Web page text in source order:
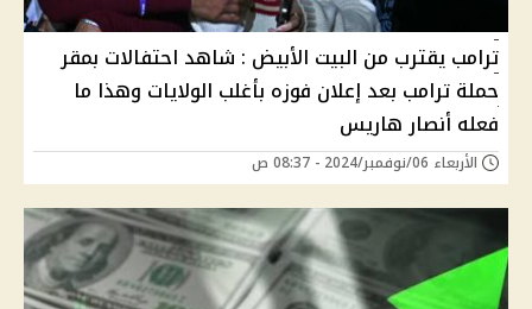
ترامب يقترب من البيت الأبيض : شاهد احتفالات بمقر
حملة ترامب بعد إعلان فوزه بأغلب الولايات وهذا ما
فعله أنصار هاريس
الأربعاء 06/نوفمبر/2024 - 08:37 ص